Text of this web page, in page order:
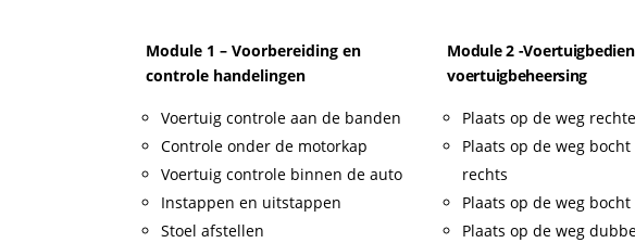
Module 1 – Voorbereiding en
controle handelingen
Voertuig controle aan de banden
Controle onder de motorkap
Voertuig controle binnen de auto
Instappen en uitstappen
Stoel afstellen
Module 2 -
voertuigbeheersing
Plaats op de weg
Plaats op de weg
rechts
Plaats op de weg
Plaats op de weg